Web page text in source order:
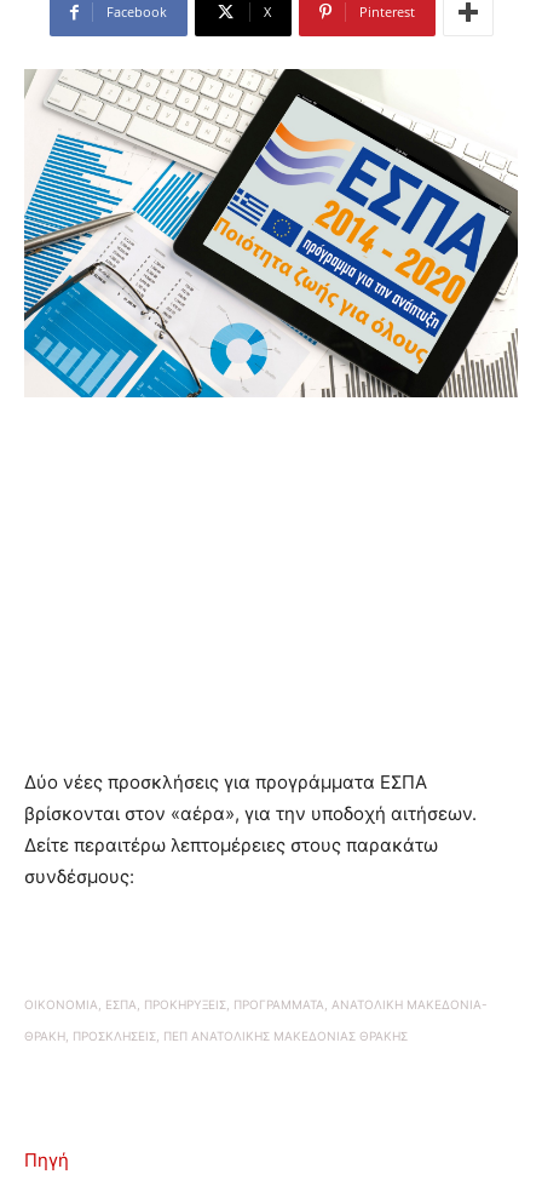
Facebook X Pinterest
Δύο νέες προσκλήσεις για προγράμματα ΕΣΠΑ
βρίσκονται στον «αέρα», για την υποδοχή αιτήσεων.
Δείτε περαιτέρω λεπτομέρειες στους παρακάτω
συνδέσμους:
ΟΙΚΟΝΟΜΙΑ, ΕΣΠΑ, ΠΡΟΚΗΡΥΞΕΙΣ, ΠΡΟΓΡΑΜΜΑΤΑ, ΑΝΑΤΟΛΙΚΗ ΜΑΚΕΔΟΝΙΑ-
ΘΡΑΚΗ, ΠΡΟΣΚΛΗΣΕΙΣ, ΠΕΠ ΑΝΑΤΟΛΙΚΗΣ ΜΑΚΕΔΟΝΙΑΣ ΘΡΑΚΗΣ
Πηγή